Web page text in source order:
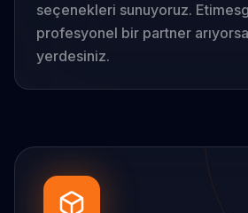
seçenekleri sunuyoruz.
profesyonel bir partner
yerdesiniz.